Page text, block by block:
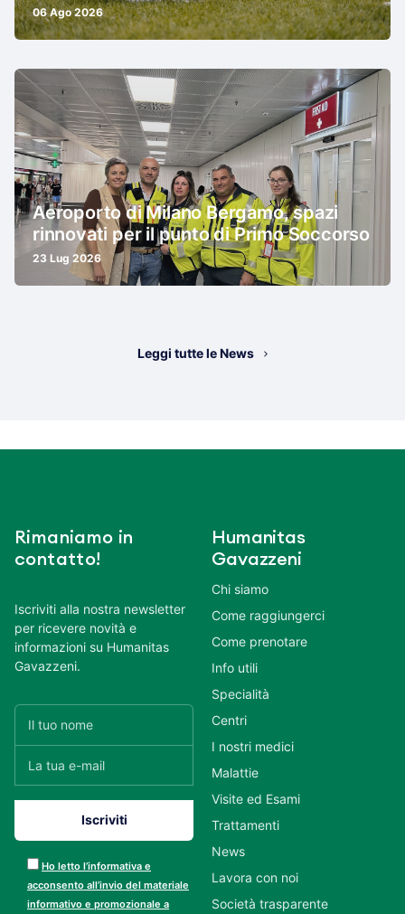
06 Ago 2026
Aeroporto di Milano Bergamo, spazi
rinnovati per il punto di Primo Soccorso
23 Lug 2026
Leggi tutte le News
Rimaniamo in
contatto!
Iscriviti alla nostra newsletter
per ricevere novità e
informazioni su Humanitas
Gavazzeni.
Ho letto l’informativa e
acconsento all’invio del materiale
informativo e promozionale a
Humanitas
Gavazzeni
Chi siamo
Come raggiungerci
Come prenotare
Info utili
Specialità
Centri
I nostri medici
Malattie
Visite ed Esami
Trattamenti
News
Lavora con noi
Società trasparente